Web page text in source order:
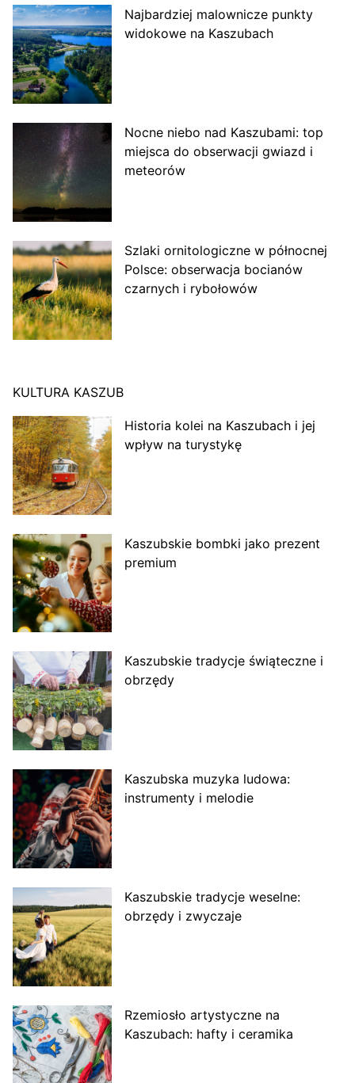
Najbardziej malownicze punkty
widokowe na Kaszubach
Nocne niebo nad Kaszubami: top
miejsca do obserwacji gwiazd i
meteorów
Szlaki ornitologiczne w północnej
Polsce: obserwacja bocianów
czarnych i rybołowów
KULTURA KASZUB
Historia kolei na Kaszubach i jej
wpływ na turystykę
Kaszubskie bombki jako prezent
premium
Kaszubskie tradycje świąteczne i
obrzędy
Kaszubska muzyka ludowa:
instrumenty i melodie
Kaszubskie tradycje weselne:
obrzędy i zwyczaje
Rzemiosło artystyczne na
Kaszubach: hafty i ceramika